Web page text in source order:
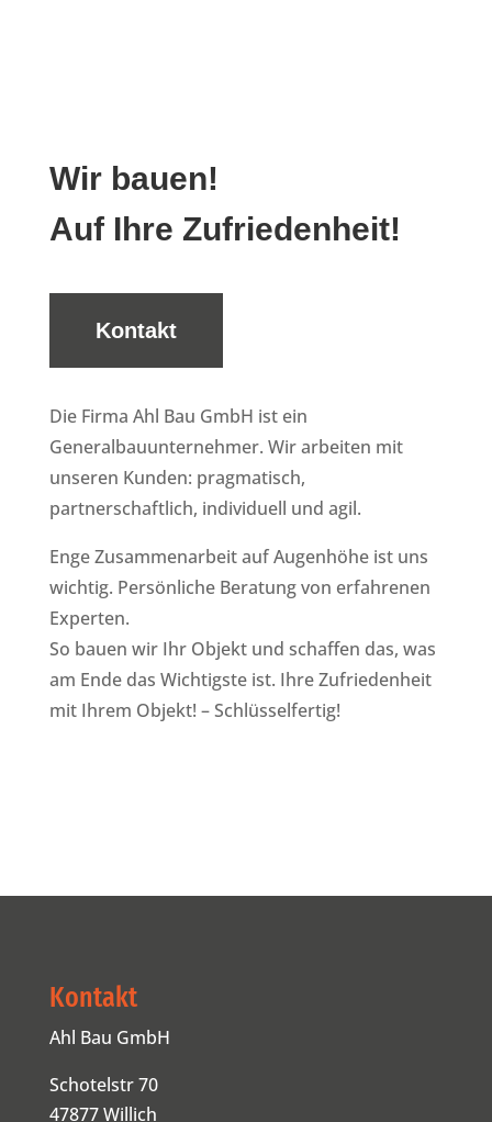
Wir bauen!
Auf Ihre Zufriedenheit!
Kontakt
Die Firma Ahl Bau GmbH ist ein
Generalbauunternehmer. Wir arbeiten mit
unseren Kunden: pragmatisch,
partnerschaftlich, individuell und agil.
Enge Zusammenarbeit auf Augenhöhe ist uns
wichtig. ‍Persönliche Beratung von erfahrenen
Experten.
So bauen wir Ihr Objekt und schaffen das, was
am Ende das Wichtigste ist. Ihre Zufriedenheit
mit Ihrem Objekt! – Schlüsselfertig!
Kontakt
Ahl Bau GmbH
Schotelstr 70
47877 Willich